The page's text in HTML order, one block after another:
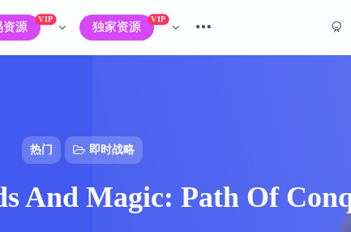
热门 即时战略
And Magic: Path Of
资源
VIP
独家资源
VIP